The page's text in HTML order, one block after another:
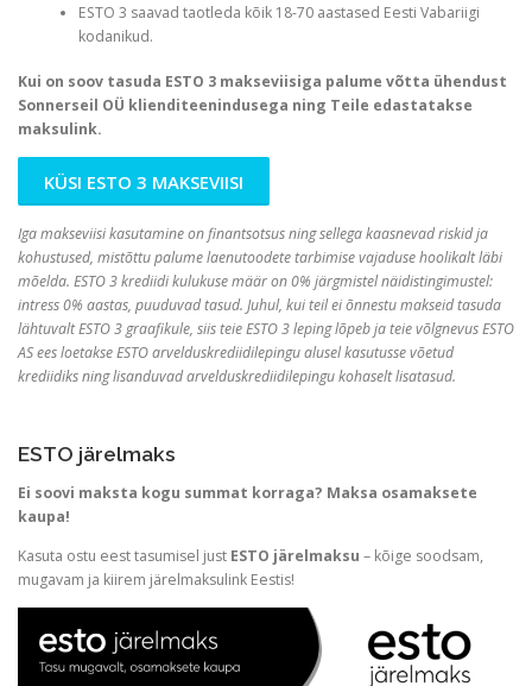
ESTO 3 saavad taotleda kõik 18-70 aastased Eesti Vabariigi
kodanikud.
Kui on soov tasuda ESTO 3 makseviisiga palume võtta ühendust
Sonnerseil OÜ klienditeenindusega ning Teile edastatakse
maksulink.
KÜSI ESTO 3 MAKSEVIISI
Iga makseviisi kasutamine on finantsotsus ning sellega kaasnevad riskid ja
kohustused, mistõttu palume laenutoodete tarbimise vajaduse hoolikalt läbi
mõelda. ESTO 3 krediidi kulukuse määr on 0% järgmistel näidistingimustel:
intress 0% aastas, puuduvad tasud. Juhul, kui teil ei õnnestu makseid tasuda
lähtuvalt ESTO 3 graafikule, siis teie ESTO 3 leping lõpeb ja teie võlgnevus ESTO
AS ees loetakse ESTO arvelduskrediidilepingu alusel kasutusse võetud
krediidiks ning lisanduvad arvelduskrediidilepingu kohaselt lisatasud.
ESTO järelmaks
Ei soovi maksta kogu summat korraga? Maksa osamaksete
kaupa!
Kasuta ostu eest tasumisel just ESTO järelmaksu – kõige soodsam,
mugavam ja kiirem järelmaksulink Eestis!